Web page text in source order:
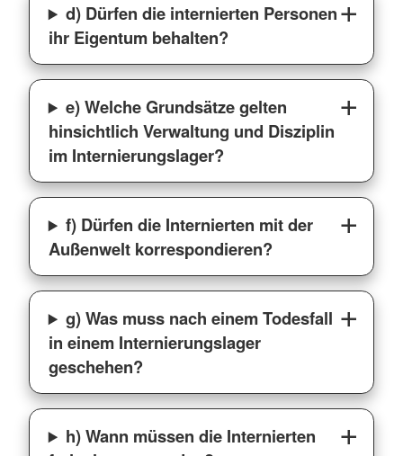
d) Dürfen die internierten Personen
ihr Eigentum behalten?
e) Welche Grundsätze gelten
hinsichtlich Verwaltung und Disziplin
im Internierungslager?
f) Dürfen die Internierten mit der
Außenwelt korrespondieren?
g) Was muss nach einem Todesfall
in einem Internierungslager
geschehen?
h) Wann müssen die Internierten